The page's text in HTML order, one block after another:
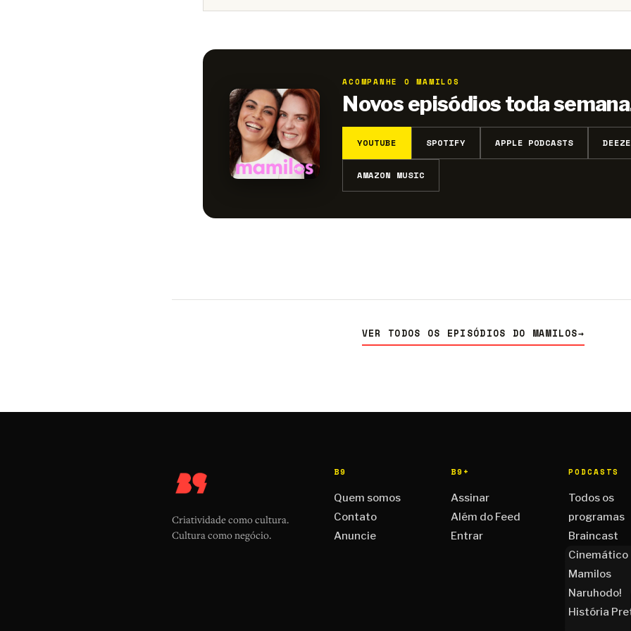
ACOMPANHE O MAMILOS
Novos episódios toda
YOUTUBE SPOTIFY APPLE PODCASTS
AMAZON MUSIC
VER TODOS OS EPISÓDIOS DO MAMILOS→
Criatividade como cultura.
Cultura como negócio.
B9
Quem somos
Contato
Anuncie
B9+
Assinar
Além do Feed
Entrar
PODCASTS
Todos os
programas
Braincast
Cinemático
Mamilos
Naruhodo!
História